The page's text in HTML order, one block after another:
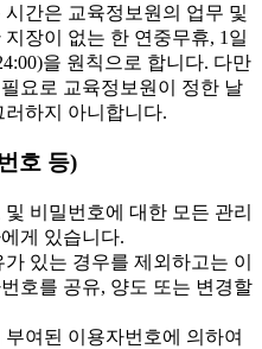
간은 교육정보원의 업무 및
장이 없는 한 연중무휴, 1일
을 원칙으로 합니다. 다만
요로 교육정보원이 정한 날
러하지 아니합니다.
호 등)
비밀번호에 대한 모든 관리
게 있습니다.
있는 경우를 제외하고는 이
호를 공유, 양도 또는 변경할
여된 이용자번호에 의하여